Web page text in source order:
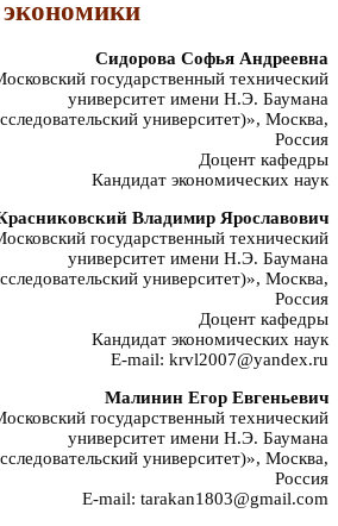
экономики
Сидорова Софья Андреевна
государственный технический
университет имени Н.Э. Баумана
университет)», Москва,
Россия
Доцент кафедры
Кандидат экономических наук
Владимир Ярославович
государственный технический
университет имени Н.Э. Баумана
университет)», Москва,
Россия
Доцент кафедры
Кандидат экономических наук
E-mail: krvl2007@yandex.ru
Малинин Егор Евгеньевич
государственный технический
университет имени Н.Э. Баумана
университет)», Москва,
Россия
E-mail: tarakan1803@gmail.com